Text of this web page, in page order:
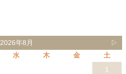
2026年8月
▷
水 木 金
土
1